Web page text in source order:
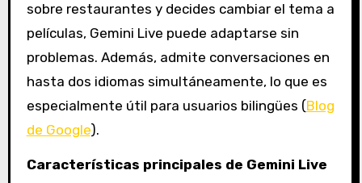
sobre restaurantes y decides cambiar el tema a
películas, Gemini Live puede adaptarse sin
problemas. Además, admite conversaciones en
hasta dos idiomas simultáneamente, lo que es
especialmente útil para usuarios bilingües (Blog
de Google).
Características principales de Gemini Live